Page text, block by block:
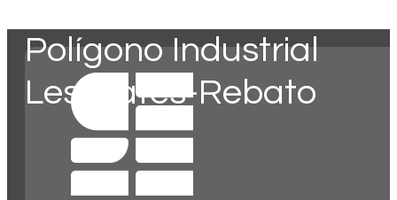
Polígono Industrial
Les Mates-Rebato